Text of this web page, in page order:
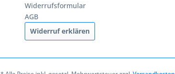
Widerrufsformular
AGB
Widerruf erklären